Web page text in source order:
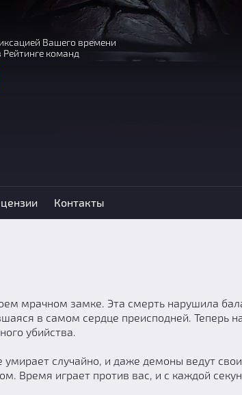
Вашего времени
команд
Контакты
мрачном замке. Эта смерть нарушила
в самом сердце преисподней. Теперь
убийства.
случайно, и даже демоны ведут свои
Время играет против вас, и с каждой